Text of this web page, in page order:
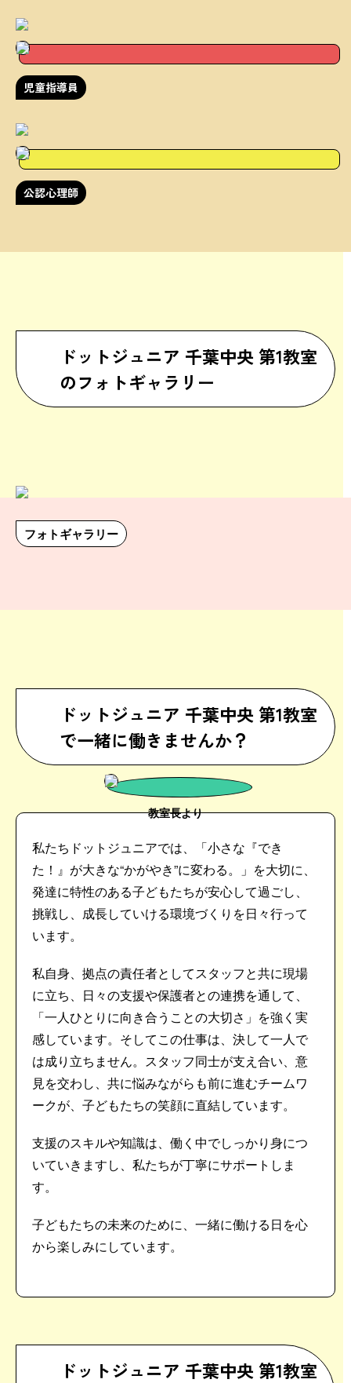
児童指導員
公認心理師
ドットジュニア 千葉中央 第1教室
のフォトギャラリー
フォトギャラリー
ドットジュニア 千葉中央 第1教室
で一緒に働きませんか？
教室長より
私たちドットジュニアでは、「小さな『でき
た！』が大きな“かがやき”に変わる。」を大切に、
発達に特性のある子どもたちが安心して過ごし、
挑戦し、成長していける環境づくりを日々行って
います。
私自身、拠点の責任者としてスタッフと共に現場
に立ち、日々の支援や保護者との連携を通して、
「一人ひとりに向き合うことの大切さ」を強く実
感しています。そしてこの仕事は、決して一人で
は成り立ちません。スタッフ同士が支え合い、意
見を交わし、共に悩みながらも前に進むチームワ
ークが、子どもたちの笑顔に直結しています。
支援のスキルや知識は、働く中でしっかり身につ
いていきますし、私たちが丁寧にサポートしま
す。
子どもたちの未来のために、一緒に働ける日を心
から楽しみにしています。
ドットジュニア 千葉中央 第1教室